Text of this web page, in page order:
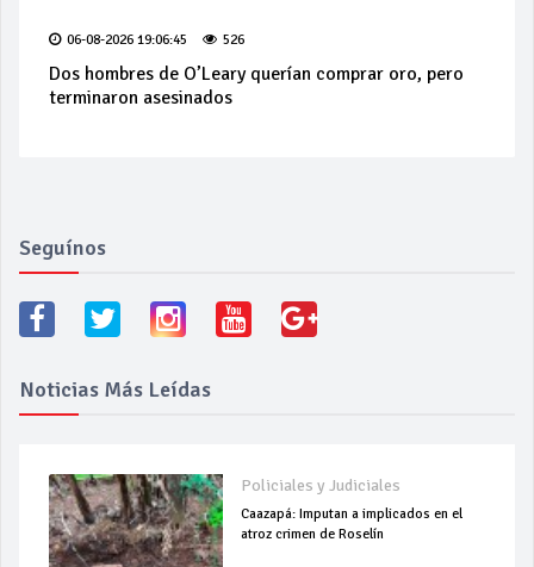
06-08-2026 19:06:45 526
Dos hombres de O’Leary querían comprar oro, pero
terminaron asesinados
Seguínos
Noticias Más Leídas
Policiales y Judiciales
Caazapá: Imputan a implicados en el
atroz crimen de Roselín